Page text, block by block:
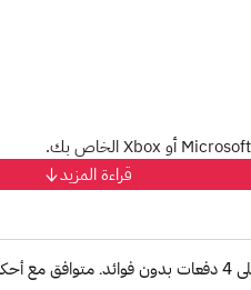
الرصيد إلى حسابك.
قراءة المزيد